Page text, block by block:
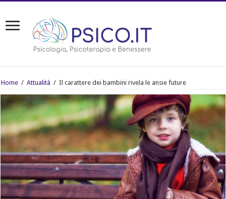
Home / Attualità / Il carattere dei bambini rivela le ansie future